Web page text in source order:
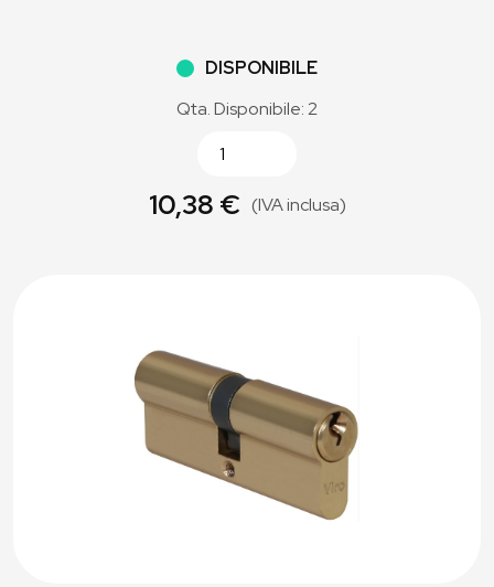
DISPONIBILE
Qta. Disponibile: 2
10,38 € (IVA inclusa)